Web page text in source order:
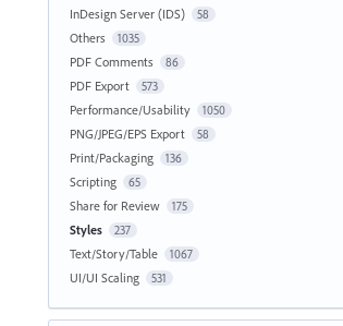
InDesign Server (IDS) 58
Others 1035
PDF Comments 86
PDF Export 573
Performance/Usability 1050
PNG/JPEG/EPS Export 58
Print/Packaging 136
Scripting 65
Share for Review 175
Styles 237
Text/Story/Table 1067
UI/UI Scaling 531